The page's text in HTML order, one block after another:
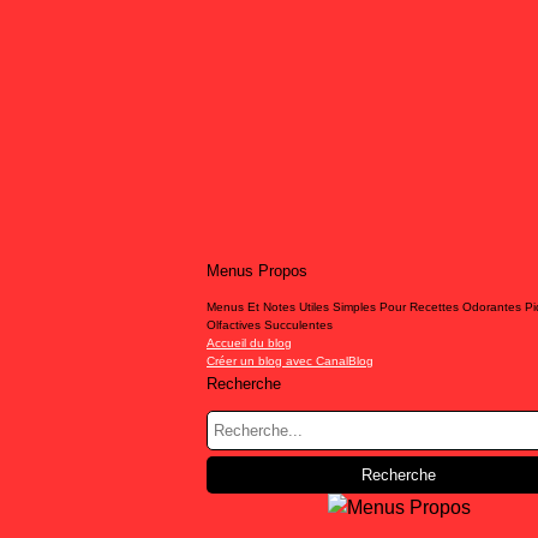
Menus Propos
Menus Et Notes Utiles Simples Pour Recettes Odorantes
Olfactives Succulentes
Accueil du blog
Créer un blog avec CanalBlog
Recherche